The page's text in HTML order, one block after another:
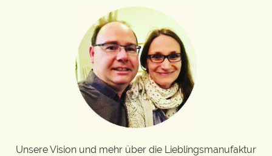
Unsere Vision und mehr über die Lieblingsmanufaktur